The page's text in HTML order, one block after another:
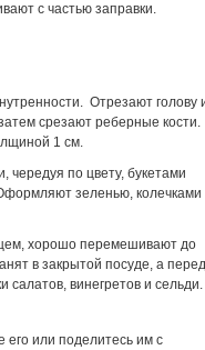
с частью заправки.
Отрезают голову
срезают реберные кости.
1 см.
чередуя по цвету, букетами
зеленью, колечками
хорошо перемешивают до
в закрытой посуде, а перед
салатов, винегретов и сельди.
его или поделитесь им с